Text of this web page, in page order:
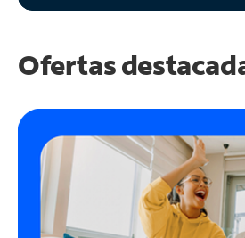
Ofertas